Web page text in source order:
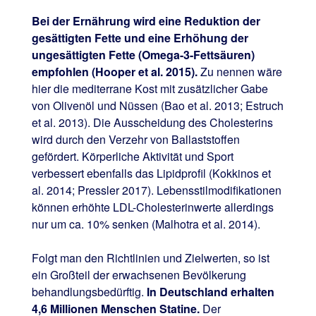
Bei der Ernährung wird eine Reduktion der
gesättigten Fette und eine Erhöhung der
ungesättigten Fette (Omega-3-Fettsäuren)
empfohlen (Hooper et al. 2015).Zu nennen wäre
hier die mediterrane Kost mit zusätzlicher Gabe
von Olivenöl und Nüssen (Bao et al. 2013; Estruch
et al. 2013). Die Ausscheidung des Cholesterins
wird durch den Verzehr von Ballaststoffen
gefördert. Körperliche Aktivität und Sport
verbessert ebenfalls das Lipidprofil (Kokkinos et
al. 2014; Pressler 2017). Lebensstilmodifikationen
können erhöhte LDL-Cholesterinwerte allerdings
nur um ca. 10% senken (Malhotra et al. 2014).
Folgt man den Richtlinien und Zielwerten, so ist
ein Großteil der erwachsenen Bevölkerung
behandlungsbedürftig. In Deutschland erhalten
4,6 Millionen Menschen Statine. Der